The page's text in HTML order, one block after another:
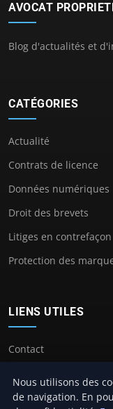
AVOCAT
Blog d'actualités et
CATÉGORIES
Actualité
Contrats de licence
Données numériques
Droit des brevets
Litiges en contrefaçon
Protection des
LIENS UTILES
Contact
Nous utilisons des
de navigation. En